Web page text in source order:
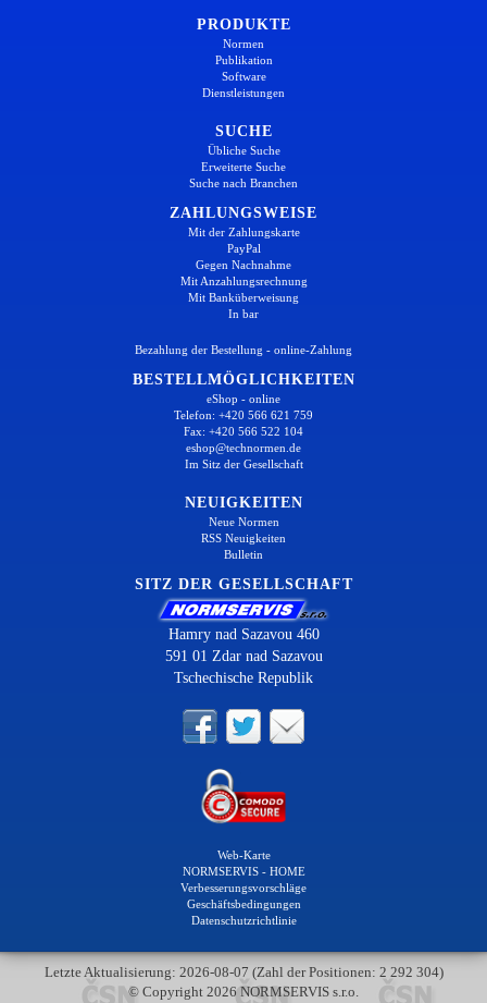
PRODUKTE
Normen
Publikation
Software
Dienstleistungen
SUCHE
Übliche Suche
Erweiterte Suche
Suche nach Branchen
ZAHLUNGSWEISE
Mit der Zahlungskarte
PayPal
Gegen Nachnahme
Mit Anzahlungsrechnung
Mit Banküberweisung
In bar
Bezahlung der Bestellung - online-Zahlung
BESTELLMÖGLICHKEITEN
eShop - online
Telefon: +420 566 621 759
Fax: +420 566 522 104
eshop@technormen.de
Im Sitz der Gesellschaft
NEUIGKEITEN
Neue Normen
RSS Neuigkeiten
Bulletin
SITZ DER GESELLSCHAFT
Hamry nad Sazavou 460
591 01 Zdar nad Sazavou
Tschechische Republik
Web-Karte
NORMSERVIS - HOME
Verbesserungsvorschläge
Geschäftsbedingungen
Datenschutzrichtlinie
Letzte Aktualisierung: 2026-08-07 (Zahl der Positionen: 2 292 304)
© Copyright 2026 NORMSERVIS s.r.o.